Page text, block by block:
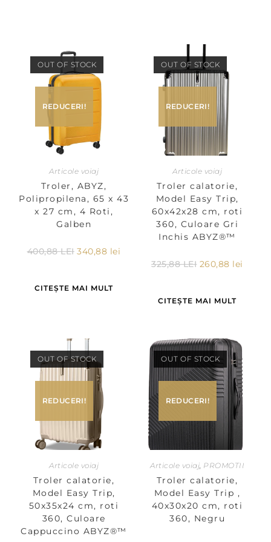
OUT OF STOCK
REDUCERI!
Articole voiaj
Troler, ABYZ,
Polipropilena, 65 x 43
x 27 cm, 4 Roti,
Galben
400,88LEI 340,88 lei
CITEȘTE MAI MULT
OUT OF STOCK
REDUCERI!
Articole voiaj
Troler calatorie,
Model Easy Trip,
60x42x28 cm, roti
360, Culoare Gri
Inchis ABYZ®™
325,88LEI 260,88 lei
CITEȘTE MAI MULT
OUT OF STOCK
REDUCERI!
Articole voiaj
Troler calatorie,
Model Easy Trip,
50x35x24 cm, roti
360, Culoare
Cappuccino ABYZ®™
OUT OF STOCK
REDUCERI!
Articole voiaj PROMOTII
Troler calatorie,
Model Easy Trip ,
40x30x20 cm, roti
360, Negru